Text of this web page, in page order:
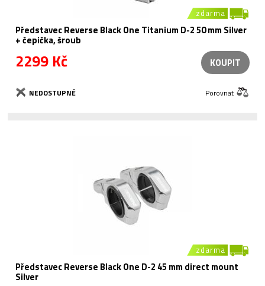
zdarma
Představec Reverse Black One Titanium D-2 50 mm Silver
+ čepička, šroub
2299 Kč KOUPIT
NEDOSTUPNÉ Porovnat
zdarma
Představec Reverse Black One D-2 45 mm direct mount
Silver